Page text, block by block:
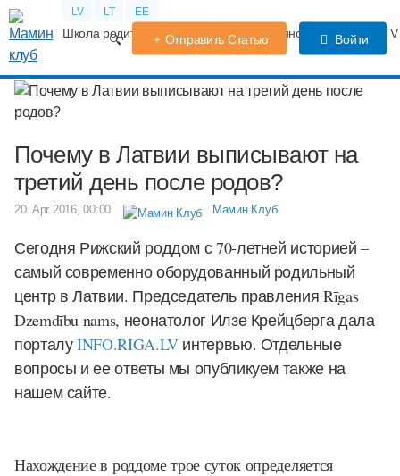
LV LT EE
Школа родителей Календарь беременности Форум
Отправить Статью Войти
Почему в Латвии выписывают на
третий день после родов?
20. Apr 2016, 00:00 Мамин Клуб
Сегодня Рижский роддом с 70-летней историей –
самый современно оборудованный родильный
центр в Латвии. Председатель правления Rīgas
Dzemdību nams, неонатолог Илзе Крейцберга дала
порталуINFO.RIGA.LVинтервью. Отдельные
вопросы и ее ответы мы опубликуем также на
нашем сайте.
Нахождение в роддоме трое суток определяется